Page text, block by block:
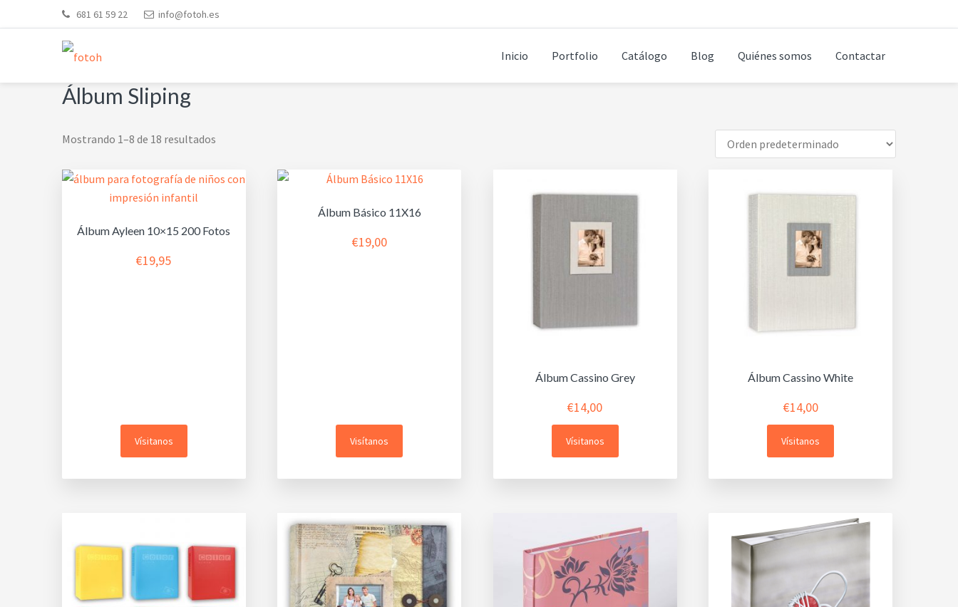
a
principal
al
al
página
to
681 61 59 22 info@fotoh.es
FOTOH
Estudio de fotografía
Inicio Portfolio Catálogo Blog Quiénes somos Contactar
Álbum Sliping
Mostrando 1–8 de 18 resultados
Álbum Ayleen 10×15 200 Fotos
€19,95
Vísitanos
Álbum Básico 11X16
€19,00
Visítanos
Álbum Cassino Grey
€14,00
Vísitanos
Álbum Cassino White
€14,00
Vísitanos